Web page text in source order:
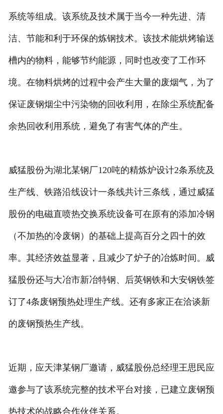
系统等组成。该系统及技术属于当今一种先进、清
洁、节能和利于环保的炼钢技术。该技术能烘烤输送
槽内的物料，能够节约能源，同时也改变了工作环
境。在物料烘烤的过程中会产生大量的废烟气，为了
保证废钢烟尘中污染物的回收利用，在除尘系统配备
余热回收利用系统，避免了有害气体的产生。
威猛股份为湖北某钢厂120吨的精炼炉设计2条系统及
生产线、铁路沿线设计一条线共计三条线，通过威猛
股份的电磁直喷热交换系统设备可在原有的添加冷钢
（不加热的冷废钢）的基础上提高百分之四十的效
率。其经济效益显著，且减少了炉子的冶炼时间。威
猛股份还与大冶市新冶特钢、后英钢铁和大安钢铁签
订了4条废钢预热处理生产线。还有多家正在洽谈新
的废钢预热生产线。
近期，应天津某钢厂邀请，威猛股份总经理王思民应
邀参与了该系统完整的技术平台对接，已建立废钢预
热技术的战略合作伙伴关系。